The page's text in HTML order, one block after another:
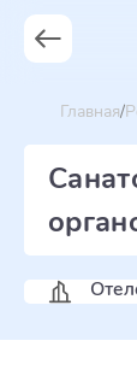
Главная